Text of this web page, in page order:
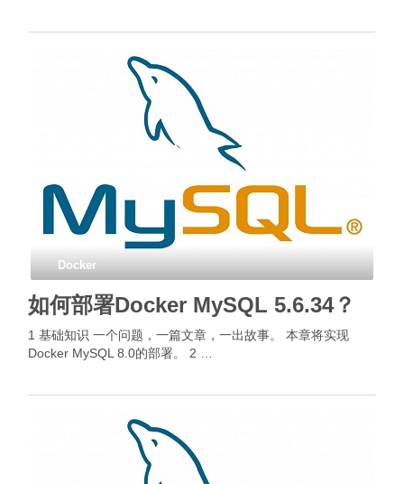
Docker
如何部署Docker MySQL 5.6.34？
1 基础知识 一个问题，一篇文章，一出故事。 本章将实现
Docker MySQL 8.0的部署。 2 …